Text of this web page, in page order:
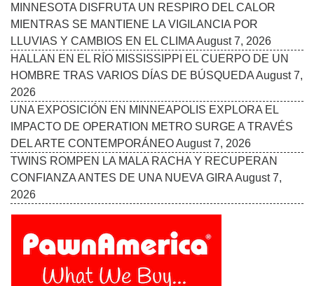
MINNESOTA DISFRUTA UN RESPIRO DEL CALOR
MIENTRAS SE MANTIENE LA VIGILANCIA POR
LLUVIAS Y CAMBIOS EN EL CLIMAAugust 7, 2026
HALLAN EN EL RÍO MISSISSIPPI EL CUERPO DE UN
HOMBRE TRAS VARIOS DÍAS DE BÚSQUEDAAugust 7,
2026
UNA EXPOSICIÓN EN MINNEAPOLIS EXPLORA EL
IMPACTO DE OPERATION METRO SURGE A TRAVÉS
DEL ARTE CONTEMPORÁNEOAugust 7, 2026
TWINS ROMPEN LA MALA RACHA Y RECUPERAN
CONFIANZA ANTES DE UNA NUEVA GIRAAugust 7,
2026